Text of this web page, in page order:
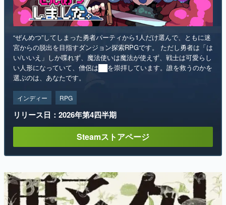
“ぜんめつ”してしまった勇者パーティから1人だけ選んで、ともに迷
宮からの脱出を目指すダンジョン探索RPGです。 ただし勇者は「は
い/いいえ」しか喋れず、魔法使いは魔法が使えず、戦士は可愛らし
い人形になっていて、僧侶は██を崇拝しています。誰を救うのかを
選ぶのは、あなたです。
インディー RPG
リリース日：2026年第4四半期
Steamストアページ